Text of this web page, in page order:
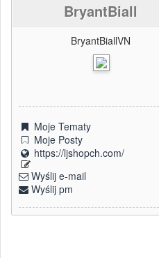
BryantBiall
BryantBiallVN
Moje Tematy
Moje Posty
https://ljshopch.com/
Wyślij e-mail
Wyślij pm